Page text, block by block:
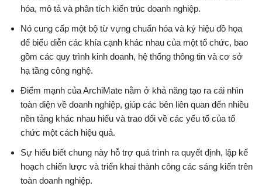
hóa, mô tả và phân tích kiến trúc doanh nghiệp.
Nó cung cấp một bộ từ vựng chuẩn hóa và ký hiệu đồ họa
để biểu diễn các khía cạnh khác nhau của một tổ chức, bao
gồm các quy trình kinh doanh, hệ thống thông tin và cơ sở
hạ tầng công nghệ.
Điểm mạnh của ArchiMate nằm ở khả năng tạo ra cái nhìn
toàn diện về doanh nghiệp, giúp các bên liên quan đến nhiều
nền tảng khác nhau hiểu và trao đổi về các yếu tố của tổ
chức một cách hiệu quả.
Sự hiểu biết chung này hỗ trợ quá trình ra quyết định, lập kế
hoạch chiến lược và triển khai thành công các sáng kiến trên
toàn doanh nghiệp.